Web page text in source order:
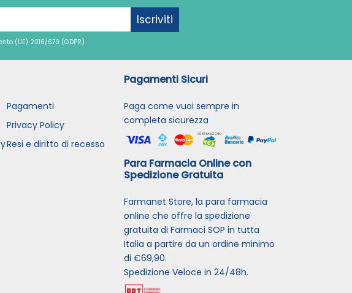
Iscriviti
(UE) 2016/679 (GDPR).
Pagamenti
Privacy Policy
Resi e diritto di recesso
Pagamenti Sicuri
Paga come vuoi sempre in
completa sicurezza
Para Farmacia Online con
Spedizione Gratuita
Farmanet Store, la para farmacia
online che offre la spedizione
gratuita di Farmaci SOP in tutta
Italia a partire da un ordine minimo
di €69,90.
Spedizione Veloce in 24/48h.